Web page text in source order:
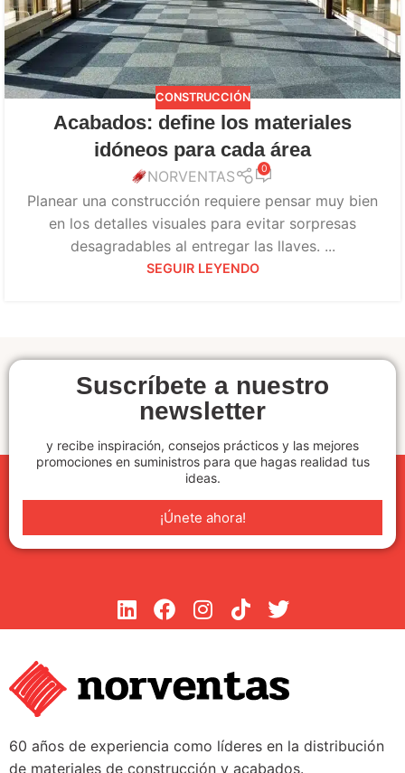
CONSTRUCCIÓN
Acabados: define los materiales
idóneos para cada área
NORVENTAS 0
Planear una construcción requiere pensar muy bien
en los detalles visuales para evitar sorpresas
desagradables al entregar las llaves. ...
SEGUIR LEYENDO
Suscríbete a nuestro
newsletter
y recibe inspiración, consejos prácticos y las mejores
promociones en suministros para que hagas realidad tus
ideas.
¡Únete ahora!
60 años de experiencia como líderes en la distribución
de materiales de construcción y acabados.